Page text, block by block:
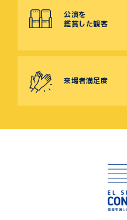
公演を
鑑賞した観客
来場者満足度